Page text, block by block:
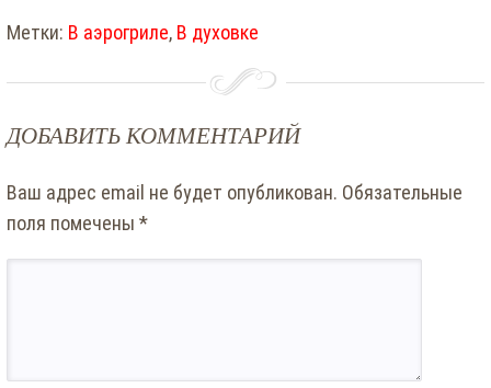
Метки: В аэрогриле, В духовке
ДОБАВИТЬ КОММЕНТАРИЙ
Ваш адрес email не будет опубликован. Обязательные
поля помечены *